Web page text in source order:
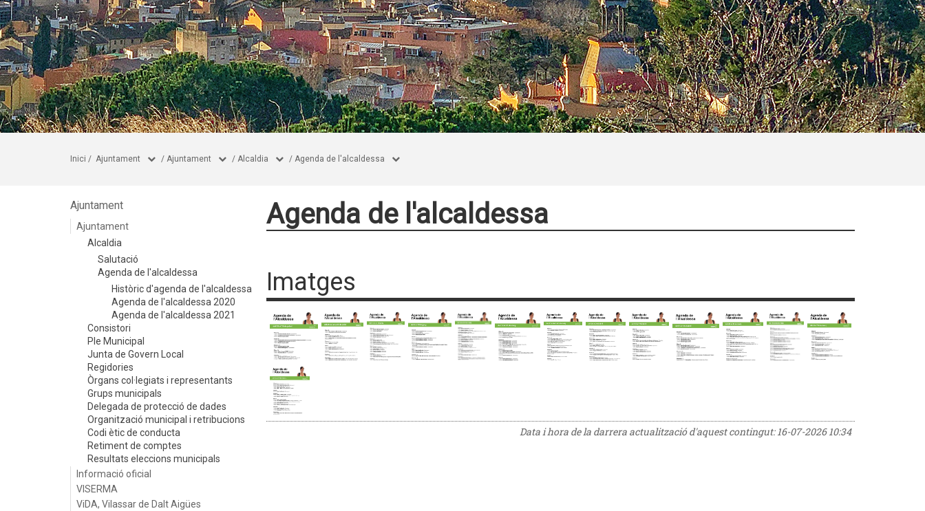
Inici / Ajuntament / Ajuntament / Alcaldia / Agenda de l'alcaldessa
Ajuntament
Ajuntament
Alcaldia
Salutació
Agenda de l'alcaldessa
Històric d'agenda de l'alcaldessa
Agenda de l'alcaldessa 2020
Agenda de l'alcaldessa 2021
Consistori
Ple Municipal
Junta de Govern Local
Regidories
Òrgans col·legiats i representants
Grups municipals
Delegada de protecció de dades
Organització municipal i retribucions
Codi ètic de conducta
Retiment de comptes
Resultats eleccions municipals
Informació oficial
VISERMA
ViDA, Vilassar de Dalt Aigües
Agenda de l'alcaldessa
Imatges
Data i hora de la darrera actualització d'aquest contingut:16-07-2026 10:34